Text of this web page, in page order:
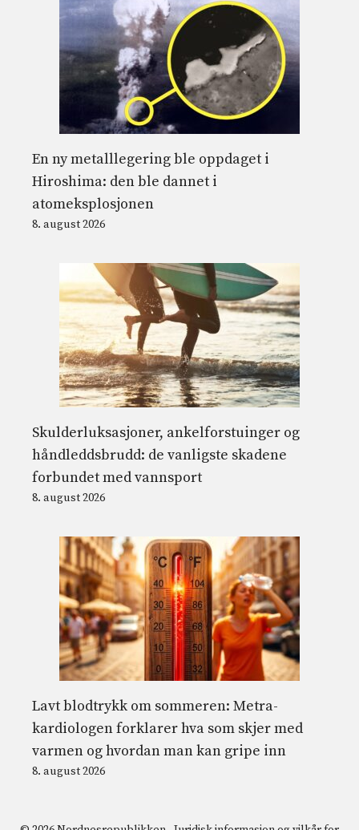
En ny metalllegering ble oppdaget i
Hiroshima: den ble dannet i
atomeksplosjonen
8. august 2026
Skulderluksasjoner, ankelforstuinger og
håndleddsbrudd: de vanligste skadene
forbundet med vannsport
8. august 2026
Lavt blodtrykk om sommeren: Metra-
kardiologen forklarer hva som skjer med
varmen og hvordan man kan gripe inn
8. august 2026